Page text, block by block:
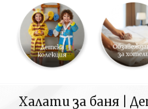
Халати за баня |